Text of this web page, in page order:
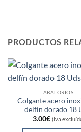
PRODUCTOS
ABALORIOS
Colgante acero
delfín dorado 18
3.00€ (Iva